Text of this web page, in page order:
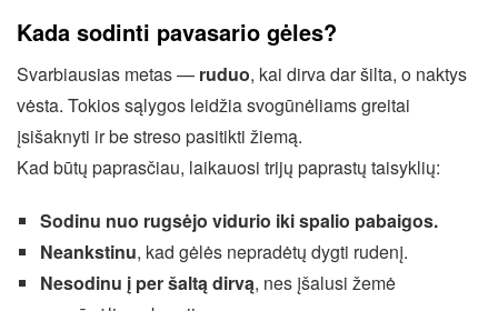
Kada sodinti pavasario gėles?
Svarbiausias metas — ruduo, kai dirva dar šilta, o naktys
vėsta. Tokios sąlygos leidžia svogūnėliams greitai
įsišaknyti ir be streso pasitikti žiemą.
Kad būtų paprasčiau, laikauosi trijų paprastų taisyklių:
Sodinu nuo rugsėjo vidurio iki spalio pabaigos.
Neankstinu, kad gėlės nepradėtų dygti rudenį.
Nesodinu į per šaltą dirvą, nes įšalusi žemė